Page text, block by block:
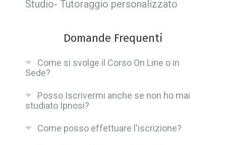
Studio- Tutoraggio personalizzato
Domande Frequenti
Come si svolge il Corso On Line o in
Sede?
Posso Iscrivermi anche se non ho mai
studiato Ipnosi?
Come posso effettuare l'iscrizione?